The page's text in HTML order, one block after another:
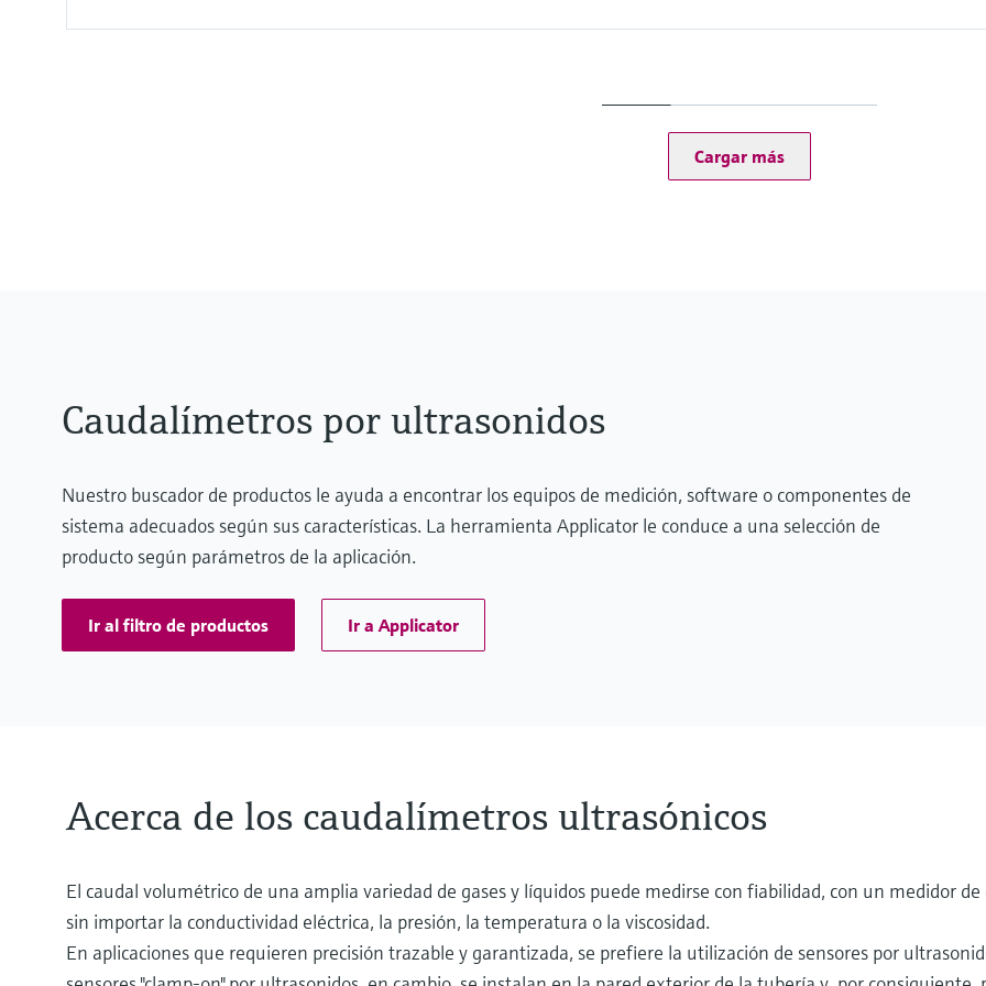
Depending on the
Cargar más
Caudalímetros por ultrasonidos
Nuestro buscador de productos le ayuda a encontrar los equipos de medición, software o componentes de
sistema adecuados según sus características. La herramienta Applicator le conduce a una selección de
producto según parámetros de la aplicación.
Ir al filtro de productos Ir a Applicator
Acerca de los caudalímetros ultrasónicos
El caudal volumétrico de una amplia variedad de gases y líquidos puede medirse con fiabilidad, con un medidor
sin importar la conductividad eléctrica, la presión, la temperatura o la viscosidad.
En aplicaciones que requieren precisión trazable y garantizada, se prefiere la utilización de sensores por